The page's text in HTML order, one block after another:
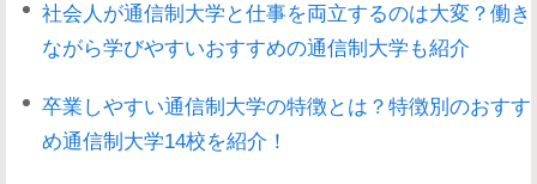
社会人が通信制大学と仕事を両立するのは大変？働き
ながら学びやすいおすすめの通信制大学も紹介
卒業しやすい通信制大学の特徴とは？特徴別のおすす
め通信制大学14校を紹介！